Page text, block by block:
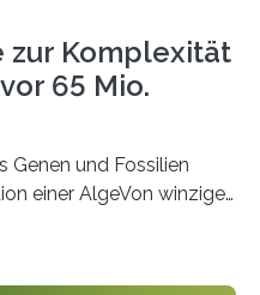
zur Komplexität
65 Mio.
Genen und Fossilien
einer AlgeVon winzigen